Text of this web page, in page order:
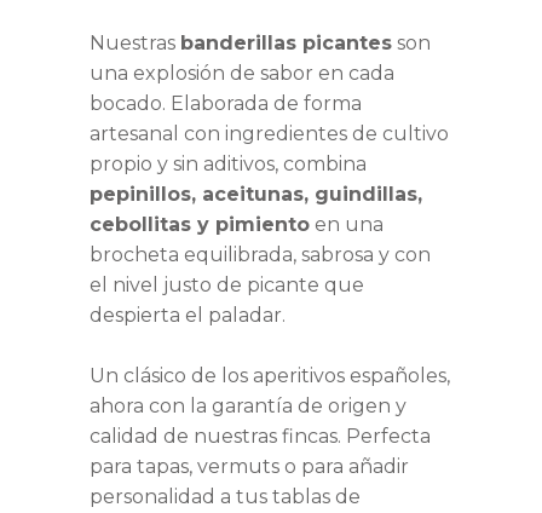
HASTA
16,00 €
Nuestras banderillas picantes son
una explosión de sabor en cada
bocado. Elaborada de forma
artesanal con ingredientes de cultivo
propio y sin aditivos, combina
pepinillos, aceitunas, guindillas,
cebollitas y pimiento en una
brocheta equilibrada, sabrosa y con
el nivel justo de picante que
despierta el paladar.
Un clásico de los aperitivos españoles,
ahora con la garantía de origen y
calidad de nuestras fincas. Perfecta
para tapas, vermuts o para añadir
personalidad a tus tablas de